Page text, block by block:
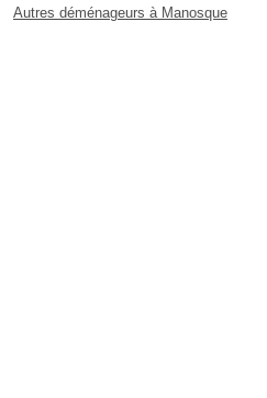
Autres déménageurs à Manosque